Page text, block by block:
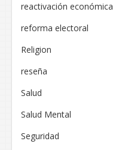
reactivación económica
reforma electoral
Religion
reseña
Salud
Salud Mental
Seguridad